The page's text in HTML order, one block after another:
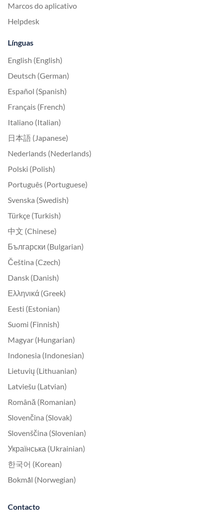
Marcos do aplicativo
Helpdesk
Línguas
English (English)
Deutsch (German)
Español (Spanish)
Français (French)
Italiano (Italian)
日本語 (Japanese)
Nederlands (Nederlands)
Polski (Polish)
Português (Portuguese)
Svenska (Swedish)
Türkçe (Turkish)
中文 (Chinese)
Български (Bulgarian)
Čeština (Czech)
Dansk (Danish)
Ελληνικά (Greek)
Eesti (Estonian)
Suomi (Finnish)
Magyar (Hungarian)
Indonesia (Indonesian)
Lietuvių (Lithuanian)
Latviešu (Latvian)
Română (Romanian)
Slovenčina (Slovak)
Slovenščina (Slovenian)
Українська (Ukrainian)
한국어 (Korean)
Bokmål (Norwegian)
Contacto